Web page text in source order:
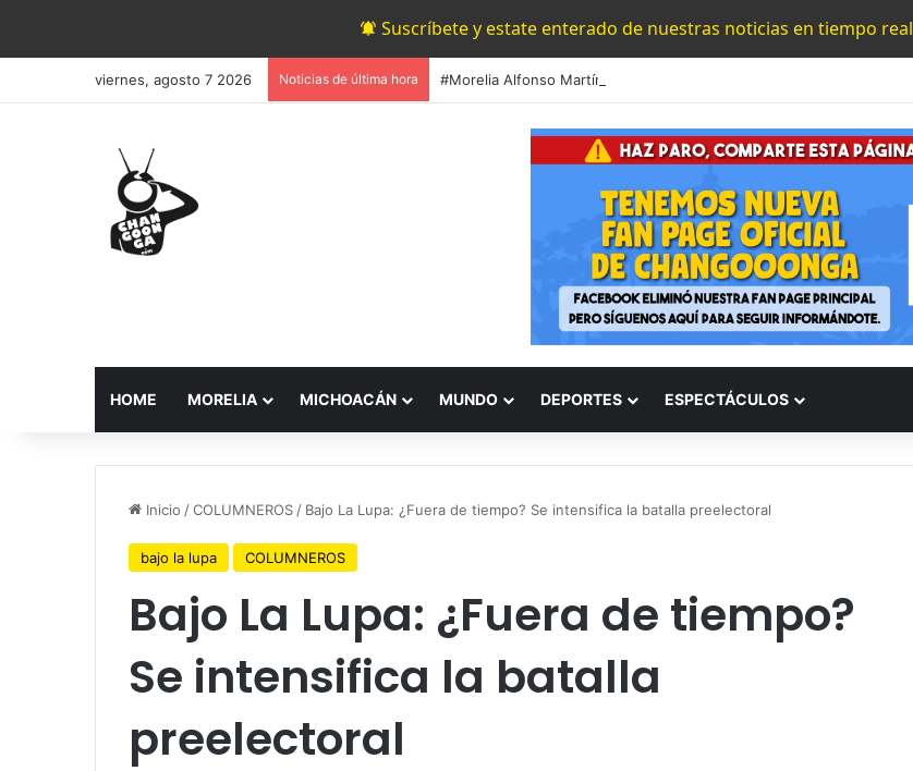
Suscríbete y estate enterado de nuestras noticias en tiempo real
viernes, agosto 7 2026 Noticias de última hora
HOME MORELIA MICHOACÁN MUNDO DEPORTES ESPECTÁCULOS
Inicio /COLUMNEROS / Bajo La Lupa: ¿Fuera de tiempo? Se intensifica la batalla preelectoral
bajo la lupa COLUMNEROS
Bajo La Lupa: ¿Fuera de tiempo?
Se intensifica la batalla
preelectoral